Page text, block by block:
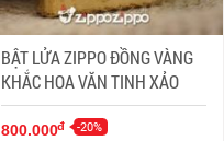
BẬT LỬA ZIPPO ĐỒNG VÀNG
KHẮC HOA VĂN TINH XẢO
800.000đ -20%